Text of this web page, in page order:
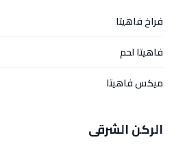
فراخ فاهيتا
فاهيتا لحم
ميكس فاهيتا
الركن الشرقى